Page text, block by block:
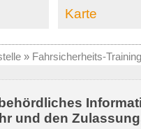
Karte
» Fahrsicherheits-
und den